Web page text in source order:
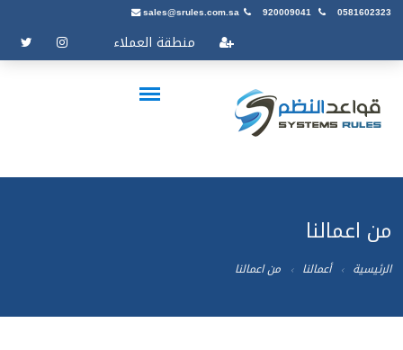
sales@srules.com.sa 920009041 0581602323
منطقة العملاء
من اعمالنا
الرئيسية أعمالنا من اعمالنا